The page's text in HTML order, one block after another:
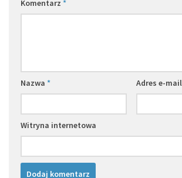
Komentarz *
Nazwa * Adres e-mail
Witryna internetowa